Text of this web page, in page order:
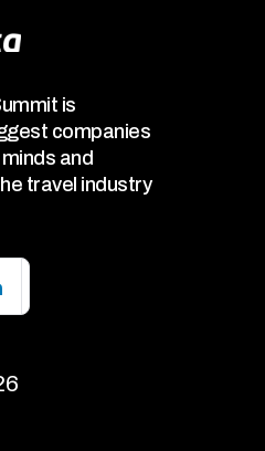
is
companies
and
travel industry